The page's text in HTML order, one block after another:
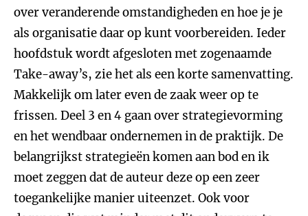
over veranderende omstandigheden en hoe je je
als organisatie daar op kunt voorbereiden. Ieder
hoofdstuk wordt afgesloten met zogenaamde
Take-away’s, zie het als een korte samenvatting.
Makkelijk om later even de zaak weer op te
frissen. Deel 3 en 4 gaan over strategievorming
en het wendbaar ondernemen in de praktijk. De
belangrijkst strategieën komen aan bod en ik
moet zeggen dat de auteur deze op een zeer
toegankelijke manier uiteenzet. Ook voor